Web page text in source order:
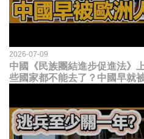
2026-07-09
中國《民族團結進步促進法》
些國家都不能去了？中國早就